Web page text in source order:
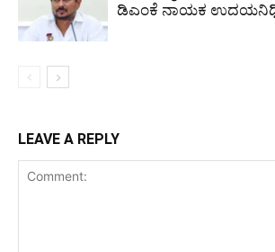
ಡಿಎಂಕೆ ನಾಯಕ ಉದಯನಿಧಿ
LEAVE A REPLY